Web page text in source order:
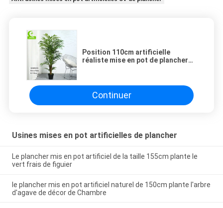
Position 110cm artificielle
réaliste mise en pot de plancher
Continuer
Usines mises en pot artificielles de plancher
Le plancher mis en pot artificiel de la taille 155cm plante le
vert frais de figuier
le plancher mis en pot artificiel naturel de 150cm plante l'arbre
d'agave de décor de Chambre